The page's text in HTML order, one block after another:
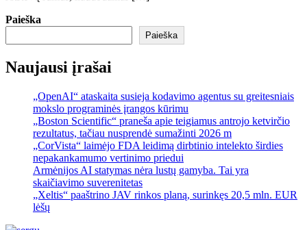
Paieška
Paieška
Naujausi įrašai
„OpenAI“ ataskaita susieja kodavimo agentus su greitesniais
mokslo programinės įrangos kūrimu
„Boston Scientific“ praneša apie teigiamus antrojo ketvirčio
rezultatus, tačiau nusprendė sumažinti 2026 m
„CorVista“ laimėjo FDA leidimą dirbtinio intelekto širdies
nepakankamumo vertinimo priedui
Armėnijos AI statymas nėra lustų gamyba. Tai yra
skaičiavimo suverenitetas
„Xeltis“ paaštrino JAV rinkos planą, surinkęs 20,5 mln. EUR
lėšų